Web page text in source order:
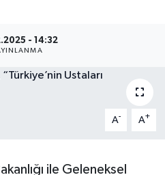
- 14:32
A- A+
ile Geleneksel